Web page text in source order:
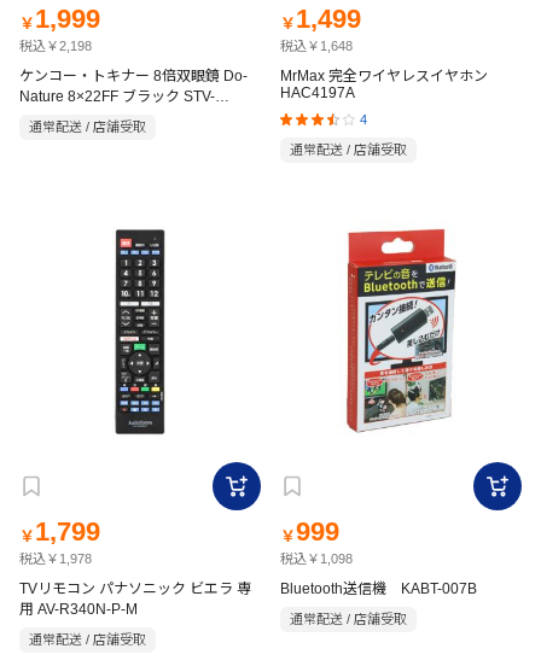
￥ 1,999
税込￥2,198
ケンコー・トキナー 8倍双眼鏡 Do-
Nature 8×22FF ブラック STV-
通常配送 / 店舗受取
￥ 1,499
税込￥1,648
MrMax 完全ワイヤレスイヤホン
HAC4197A
4
通常配送 / 店舗受取
￥ 1,799
税込￥1,978
TVリモコン パナソニック ビエラ 専
用 AV-R340N-P-M
通常配送 / 店舗受取
￥999
税込￥1,098
Bluetooth送信機 KABT-007B
通常配送 / 店舗受取